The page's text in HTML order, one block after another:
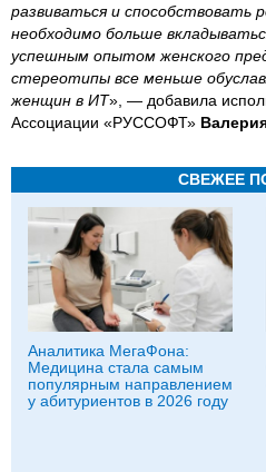
развиваться и
необходимо больше
успешным опытом женского
стереотипы все меньше
женщин в ИТ», — добавила
Ассоциации «РУССОФТ»
СВЕЖЕЕ
Аналитика МегаФона:
Медицина стала самым
популярным направлением
у абитуриентов в 2026 году